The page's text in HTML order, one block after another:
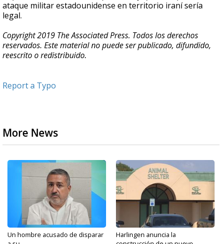
ataque militar estadounidense en territorio iraní sería
legal.
Copyright 2019 The Associated Press. Todos los derechos
reservados. Este material no puede ser publicado, difundido,
reescrito o redistribuido.
Report a Typo
More News
Un hombre acusado de disparar
Harlingen anuncia la